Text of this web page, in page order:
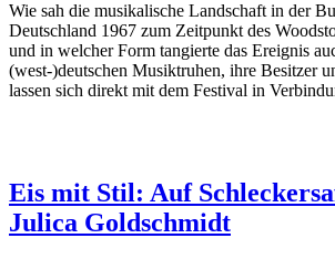
Wie sah die musikalische Landschaft in der
Deutschland 1967 zum Zeitpunkt des
und in welcher Form tangierte das Ereignis
(west-)deutschen Musiktruhen, ihre Besitzer
lassen sich direkt mit dem Festival in
Eis mit Stil: Auf
Julica Goldschmidt